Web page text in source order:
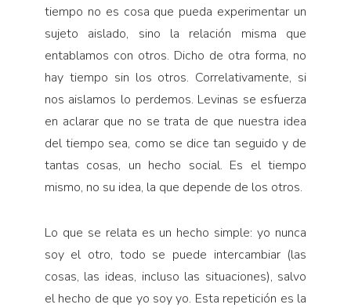
tiempo no es cosa que pueda experimentar un
sujeto aislado, sino la relación misma que
entablamos con otros. Dicho de otra forma, no
hay tiempo sin los otros. Correlativamente, si
nos aislamos lo perdemos. Levinas se esfuerza
en aclarar que no se trata de que nuestra idea
del tiempo sea, como se dice tan seguido y de
tantas cosas, un hecho social. Es el tiempo
mismo, no su idea, la que depende de los otros.
Lo que se relata es un hecho simple: yo nunca
soy el otro, todo se puede intercambiar (las
cosas, las ideas, incluso las situaciones), salvo
el hecho de que yo soy yo. Esta repetición es la